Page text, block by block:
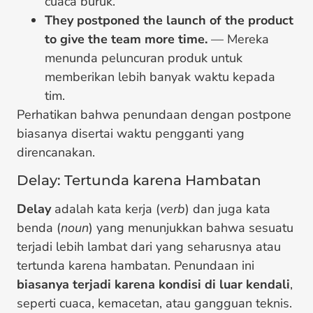
They postponed the launch of the product
to give the team more time. — Mereka
menunda peluncuran produk untuk
memberikan lebih banyak waktu kepada
tim.
Perhatikan bahwa penundaan dengan postpone
biasanya disertai waktu pengganti yang
direncanakan.
Delay: Tertunda karena Hambatan
Delayadalah kata kerja (verb) dan juga kata
benda (noun) yang menunjukkan bahwa sesuatu
terjadi lebih lambat dari yang seharusnya atau
tertunda karena hambatan. Penundaan ini
biasanya terjadi karena kondisi di luar kendali,
seperti cuaca, kemacetan, atau gangguan teknis.